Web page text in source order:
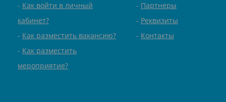
Как войти в личный
кабинет?
Как разместить вакансию?
Как разместить
мероприятие?
Партнеры
Реквизиты
Контакты